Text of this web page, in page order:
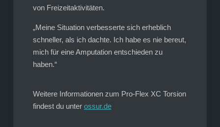
von Freizeitaktivitäten.
„Meine Situation verbesserte sich erheblich
schneller, als ich dachte. Ich habe es nie bereut,
mich für eine Amputation entschieden zu
haben.“
Weitere Informationen zum Pro-Flex XC Torsion
findest du unter ossur.de